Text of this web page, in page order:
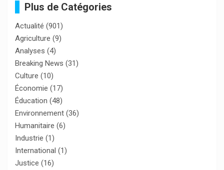
Plus de Catégories
Actualité (901)
Agriculture (9)
Analyses (4)
Breaking News (31)
Culture (10)
Économie (17)
Éducation (48)
Environnement (36)
Humanitaire (6)
Industrie (1)
International (1)
Justice (16)